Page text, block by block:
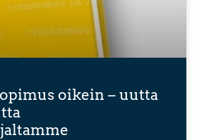
oikein – uutta